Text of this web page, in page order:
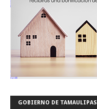
GOBIERNO DE TAMAULIPAS